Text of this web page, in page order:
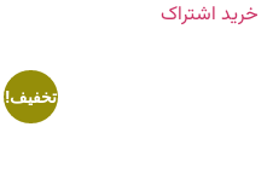
خرید اشتراک
تخفیف!